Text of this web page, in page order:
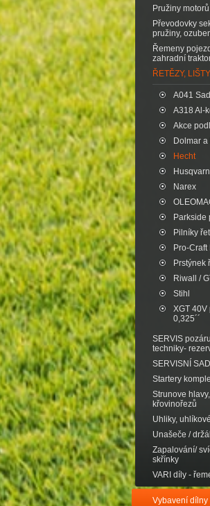
Pružiny motorů
Převodovky
pružiny,
Řemeny
zahradní
ŘETĚZY,
A041
A318 Al-
Akce
Dolmar a
Hecht
Narex
Parkside
Pilníky
Pro-Craft
Prstýnek
Riwall /
Stihl
XGT 40V
0,325´´
SERVIS
techniky-
SERVISNÍ
Startery
Strunove
křovinořezů
Uhliky,
Unašeče /
Zapalování/
skřínky
VARI díly -
Vybavení dílny